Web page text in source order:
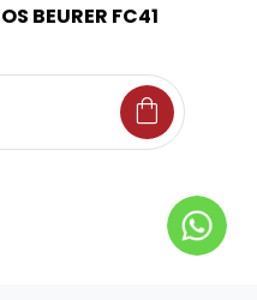
BEURER FC41
shopping_bag